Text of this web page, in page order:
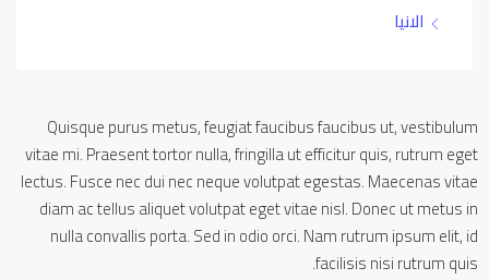
الانيا
Quisque purus metus, feugiat faucibus faucibus ut, vestibulum
vitae mi. Praesent tortor nulla, fringilla ut efficitur quis, rutrum eget
lectus. Fusce nec dui nec neque volutpat egestas. Maecenas vitae
diam ac tellus aliquet volutpat eget vitae nisl. Donec ut metus in
nulla convallis porta. Sed in odio orci. Nam rutrum ipsum elit, id
facilisis nisi rutrum quis.